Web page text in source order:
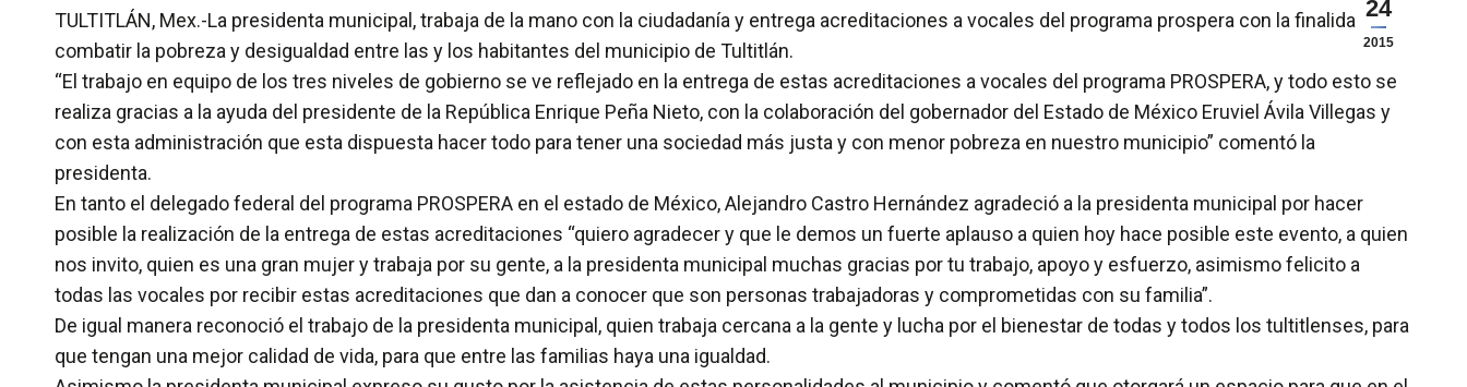
24
2015
TULTITLÁN, Mex.-La presidenta municipal, trabaja de la mano con la ciudadanía y entrega acreditaciones a vocales del programa prospera con la finalidad de
combatir la pobreza y desigualdad entre las y los habitantes del municipio de Tultitlán.
“El trabajo en equipo de los tres niveles de gobierno se ve reflejado en la entrega de estas acreditaciones a vocales del programa PROSPERA, y todo esto se
realiza gracias a la ayuda del presidente de la República Enrique Peña Nieto, con la colaboración del gobernador del Estado de México Eruviel Ávila Villegas y
con esta administración que esta dispuesta hacer todo para tener una sociedad más justa y con menor pobreza en nuestro municipio” comentó la
presidenta.
En tanto el delegado federal del programa PROSPERA en el estado de México, Alejandro Castro Hernández agradeció a la presidenta municipal por hacer
posible la realización de la entrega de estas acreditaciones “quiero agradecer y que le demos un fuerte aplauso a quien hoy hace posible este evento, a quien
nos invito, quien es una gran mujer y trabaja por su gente, a la presidenta municipal muchas gracias por tu trabajo, apoyo y esfuerzo, asimismo felicito a
todas las vocales por recibir estas acreditaciones que dan a conocer que son personas trabajadoras y comprometidas con su familia”.
De igual manera reconoció el trabajo de la presidenta municipal, quien trabaja cercana a la gente y lucha por el bienestar de todas y todos los tultitlenses, para
que tengan una mejor calidad de vida, para que entre las familias haya una igualdad.